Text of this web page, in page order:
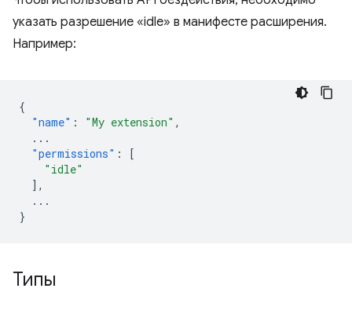
указать разрешение «idle» в манифесте расширения.
Например:
{
"name" : "My extension" ,
...
"permissions" :
[
"idle"
],
...
}
Типы